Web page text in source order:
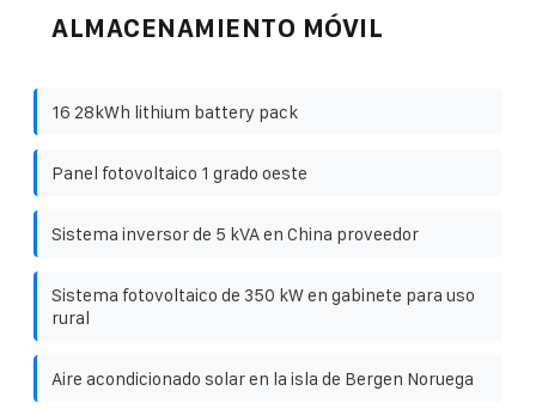
ALMACENAMIENTO MÓVIL
16 28kWh lithium battery pack
Panel fotovoltaico 1 grado oeste
Sistema inversor de 5 kVA en China proveedor
Sistema fotovoltaico de 350 kW en gabinete para uso
rural
Aire acondicionado solar en la isla de Bergen Noruega